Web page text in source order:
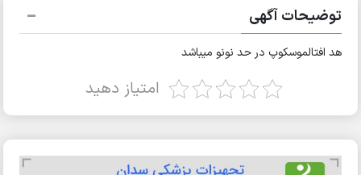
توضیحات آگهی
هد افتالموسکوپ در حد نونو میباشد
امتیاز دهید